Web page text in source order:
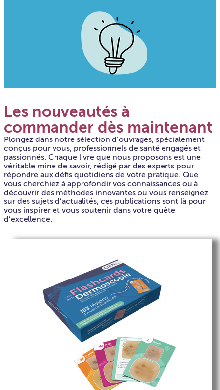
Les nouveautés à
commander dès maintenant
Plongez dans notre sélection d’ouvrages, spécialement
conçus pour vous, professionnels de santé engagés et
passionnés. Chaque livre que nous proposons est une
véritable mine de savoir, rédigé par des experts pour
répondre aux défis quotidiens de votre pratique. Que
vous cherchiez à approfondir vos connaissances ou à
découvrir des méthodes innovantes ou vous renseignez
sur des sujets d’actualités, ces publications sont là pour
vous inspirer et vous soutenir dans votre quête
d’excellence.